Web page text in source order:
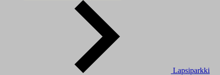
Lapsiparkki